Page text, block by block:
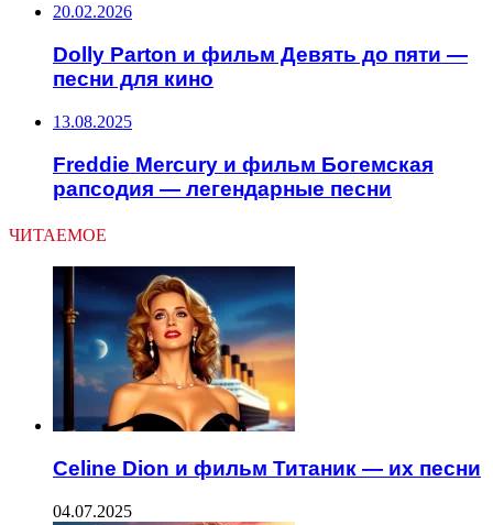
20.02.2026
Dolly Parton и фильм Девять до пяти —
песни для кино
13.08.2025
Freddie Mercury и фильм Богемская
рапсодия — легендарные песни
ЧИТАЕМОЕ
Celine Dion и фильм Титаник — их песни
04.07.2025